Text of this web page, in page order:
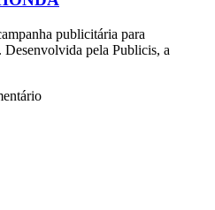
publicitária para
pela Publicis, a